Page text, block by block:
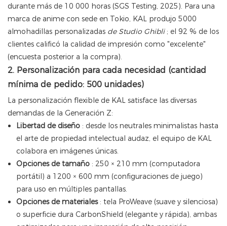
durante más de 10 000 horas (SGS Testing, 2025). Para una
marca de anime con sede en Tokio, KAL produjo 5000
almohadillas personalizadas de Studio Ghibli; el 92 % de los
clientes calificó la calidad de impresión como "excelente"
(encuesta posterior a la compra).
2. Personalización para cada necesidad (cantidad
mínima de pedido: 500 unidades)
La personalización flexible de KAL satisface las diversas
demandas de la Generación Z:
Libertad de diseño: desde los neutrales minimalistas hasta
el arte de propiedad intelectual audaz, el equipo de KAL
colabora en imágenes únicas.
Opciones de tamaño: 250 × 210 mm (computadora
portátil) a 1200 × 600 mm (configuraciones de juego)
para uso en múltiples pantallas.
Opciones de materiales: tela ProWeave (suave y silenciosa)
o superficie dura CarbonShield (elegante y rápida), ambas